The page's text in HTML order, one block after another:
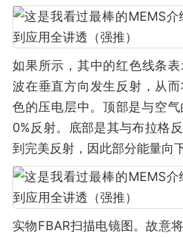
如果所示，其中的红色线条
波在垂直方向发生反射，从
色的压电层中。顶部是与空
0%反射。底部是其与布拉格
到完美反射，因此部分能量向
实物FBAR扫描电镜图。故意